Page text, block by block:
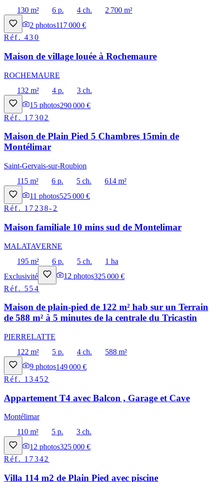
130 m²
6 p. 4 ch.
2 700 m²
2 photos117 000 €
Réf.430
Maison de village louée à Rochemaure
ROCHEMAURE
132 m²
4 p.
3 ch.
15 photos290 000 €
Réf. 17302
Maison de Plain Pied 5 Chambres 15min de
Montélimar
Saint-Gervais-sur-Roubion
115 m²
6 p. 5 ch.
614 m²
11 photos525 000 €
Réf. 17238-2
Maison familiale 10 mins sud de Montelimar
MALATAVERNE
195 m²
6 p. 5 ch.
1 ha
Exclusivité
12 photos325 000 €
Réf. 554
Maison de plain-pied de 122 m² hab sur un Terrain
de 588 m² à 5 minutes de la centrale du Tricastin
PIERRELATTE
122 m²
5 p. 4 ch.
588 m²
9 photos149 000 €
Réf. 13452
Appartement T4 avec Balcon , Garage et Cave
Montélimar
110 m²
5 p.
3 ch.
12 photos325 000 €
Réf. 17342
Villa 114 m2 de Plain Pied avec piscine